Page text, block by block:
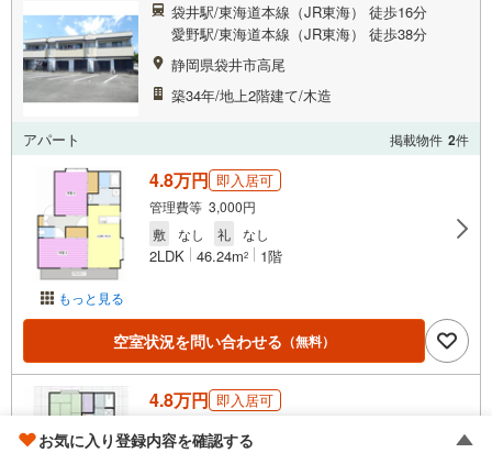
袋井駅/東海道本線（JR東海） 徒歩16分
愛野駅/東海道本線（JR東海） 徒歩38分
静岡県袋井市高尾
築34年/地上2階建て/木造
アパート 掲載物件 2件
もっと見る
4.8万円 即入居可
管理費等 3,000円
敷
なし 礼 なし
2LDK 46.24m2 1階
空室状況を問い合わせる （無料）
4.8万円 即入居可
敷
なし 礼 なし
お気に入り登録内容を確認する